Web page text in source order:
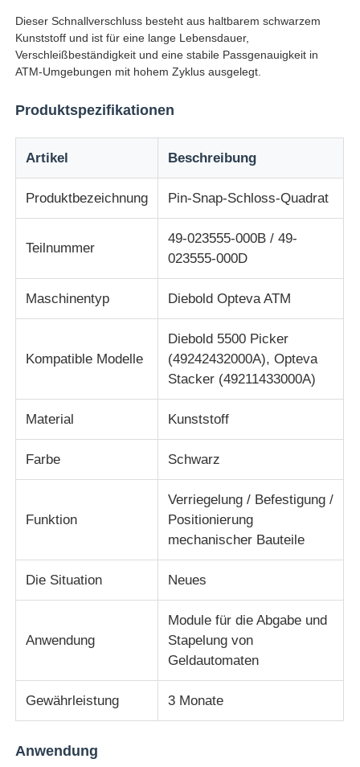
Videos
Qualitätskontrolle
Kontakt
Nachrichten
Referenzen
NCR-Geldautomatenteile
Hyosung ATM-Teile
Fujitsu Geldautomaten-Teile
Hitachi-Geldautomaten-Teile
GRG ATM-Teile
Dieser Schnallverschluss besteht aus haltbarem schwarzem
Kunststoff und ist für eine lange Lebensdauer,
Verschleißbeständigkeit und eine stabile Passgenauigkeit in
ATM-Umgebungen mit hohem Zyklus ausgelegt.
Produktspezifikationen
Artikel Beschreibung
Produktbezeichnung Pin-Snap-Schloss-Quadrat
Teilnummer
49-023555-000B / 49-
023555-000D
Maschinentyp Diebold Opteva ATM
Kompatible Modelle
Diebold 5500 Picker
(49242432000A), Opteva
Stacker (49211433000A)
Material Kunststoff
Farbe Schwarz
Funktion
Verriegelung / Befestigung /
Positionierung
mechanischer Bauteile
Die Situation Neues
Anwendung
Module für die Abgabe und
Stapelung von
Geldautomaten
Gewährleistung 3 Monate
Anwendung